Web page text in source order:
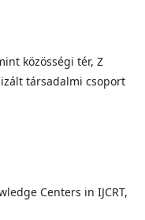
közösségi tér, Z
társadalmi csoport
Centers in IJCRT,